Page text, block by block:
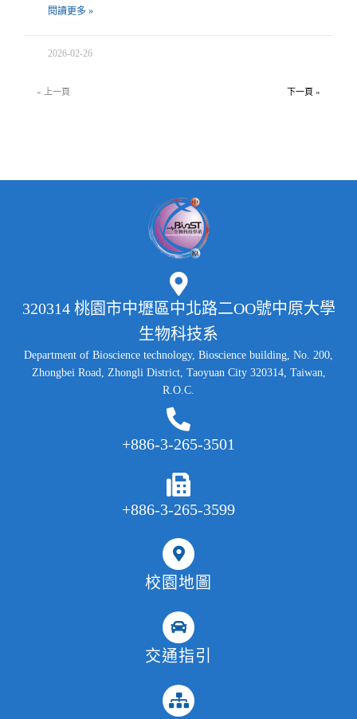
閱讀更多 »
2026-02-26
« 上一頁 下一頁 »
320314 桃園市中壢區中北路二OO號中原大學
生物科技系
Department of Bioscience technology, Bioscience building, No. 200,
Zhongbei Road, Zhongli District, Taoyuan City 320314, Taiwan,
R.O.C.
+886-3-265-3501
+886-3-265-3599
校園地圖
交通指引